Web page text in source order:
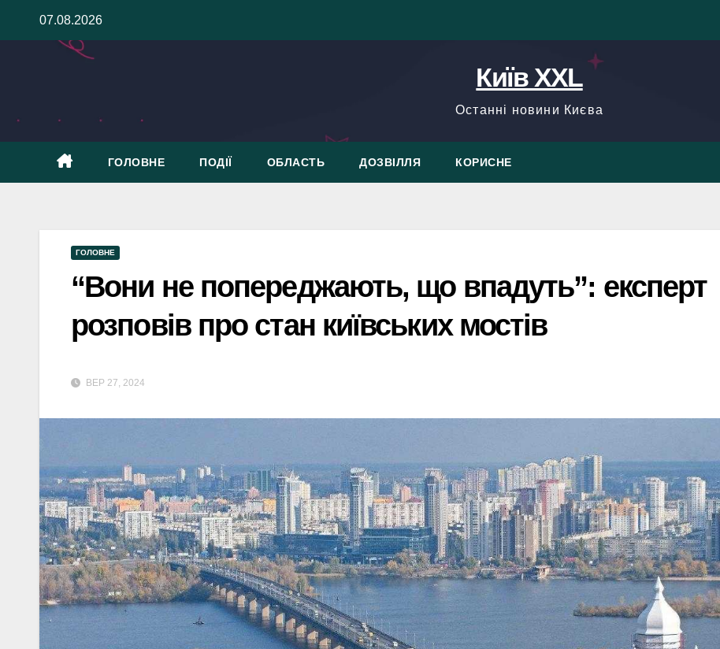
07.08.2026
Київ XXL
Останні новини Києва
ГОЛОВНЕ ПОДІЇ ОБЛАСТЬ ДОЗВІЛЛЯ КОРИСНЕ
ГОЛОВНЕ
“Вони не попереджають, що впадуть”: експерт
розповів про стан київських мостів
ВЕР 27, 2024